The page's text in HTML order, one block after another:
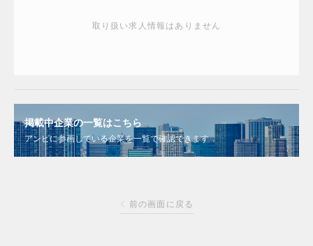
取り扱い求人情報はありません
掲載中企業の一覧はこちら
アンビに参画している企業を一覧で確認できます
前の画面に戻る